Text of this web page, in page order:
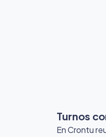
Turnos
En Crontu